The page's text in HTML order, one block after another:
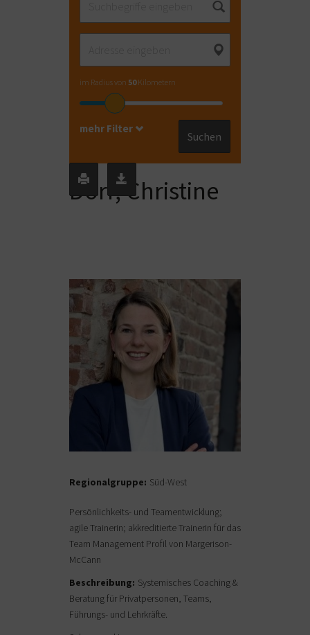
im Radius von 50Kilometern
Suchen
mehr Filter
Dörr, Christine
Regionalgruppe: Süd-West
Persönlichkeits- und Teamentwicklung;
agile Trainerin; akkreditierte Trainerin für das
Team Management Profil von Margerison-
McCann
Beschreibung: Systemisches Coaching &
Beratung für Privatpersonen, Teams,
Führungs- und Lehrkräfte.